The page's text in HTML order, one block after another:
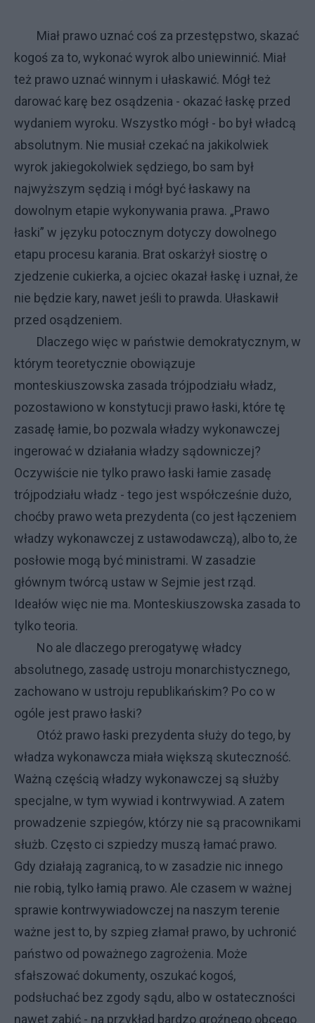
Miał prawo uznać coś za przestępstwo, skazać
kogoś za to, wykonać wyrok albo uniewinnić. Miał
też prawo uznać winnym i ułaskawić. Mógł też
darować karę bez osądzenia - okazać łaskę przed
wydaniem wyroku. Wszystko mógł - bo był władcą
absolutnym. Nie musiał czekać na jakikolwiek
wyrok jakiegokolwiek sędziego, bo sam był
najwyższym sędzią i mógł być łaskawy na
dowolnym etapie wykonywania prawa. „Prawo
łaski” w języku potocznym dotyczy dowolnego
etapu procesu karania. Brat oskarżył siostrę o
zjedzenie cukierka, a ojciec okazał łaskę i uznał, że
nie będzie kary, nawet jeśli to prawda. Ułaskawił
przed osądzeniem.
Dlaczego więc w państwie demokratycznym, w
którym teoretycznie obowiązuje
monteskiuszowska zasada trójpodziału władz,
pozostawiono w konstytucji prawo łaski, które tę
zasadę łamie, bo pozwala władzy wykonawczej
ingerować w działania władzy sądowniczej?
Oczywiście nie tylko prawo łaski łamie zasadę
trójpodziału władz - tego jest współcześnie dużo,
choćby prawo weta prezydenta (co jest łączeniem
władzy wykonawczej z ustawodawczą), albo to, że
posłowie mogą być ministrami. W zasadzie
głównym twórcą ustaw w Sejmie jest rząd.
Ideałów więc nie ma. Monteskiuszowska zasada to
tylko teoria.
No ale dlaczego prerogatywę władcy
absolutnego, zasadę ustroju monarchistycznego,
zachowano w ustroju republikańskim? Po co w
ogóle jest prawo łaski?
Otóż prawo łaski prezydenta służy do tego, by
władza wykonawcza miała większą skuteczność.
Ważną częścią władzy wykonawczej są służby
specjalne, w tym wywiad i kontrwywiad. A zatem
prowadzenie szpiegów, którzy nie są pracownikami
służb. Często ci szpiedzy muszą łamać prawo.
Gdy działają zagranicą, to w zasadzie nic innego
nie robią, tylko łamią prawo. Ale czasem w ważnej
sprawie kontrwywiadowczej na naszym terenie
ważne jest to, by szpieg złamał prawo, by uchronić
państwo od poważnego zagrożenia. Może
sfałszować dokumenty, oszukać kogoś,
podsłuchać bez zgody sądu, albo w ostateczności
nawet zabić - na przykład bardzo groźnego obcego